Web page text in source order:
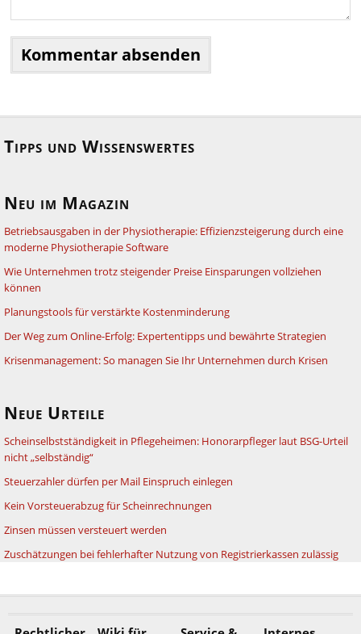
Tipps und Wissenswertes
Neu im Magazin
Betriebsausgaben in der Physiotherapie: Effizienzsteigerung durch eine
moderne Physiotherapie Software
Wie Unternehmen trotz steigender Preise Einsparungen vollziehen
können
Planungstools für verstärkte Kostenminderung
Der Weg zum Online-Erfolg: Expertentipps und bewährte Strategien
Krisenmanagement: So managen Sie Ihr Unternehmen durch Krisen
Neue Urteile
Scheinselbstständigkeit in Pflegeheimen: Honorarpfleger laut BSG-Urteil
nicht „selbständig“
Steuerzahler dürfen per Mail Einspruch einlegen
Kein Vorsteuerabzug für Scheinrechnungen
Zinsen müssen versteuert werden
Zuschätzungen bei fehlerhafter Nutzung von Registrierkassen zulässig